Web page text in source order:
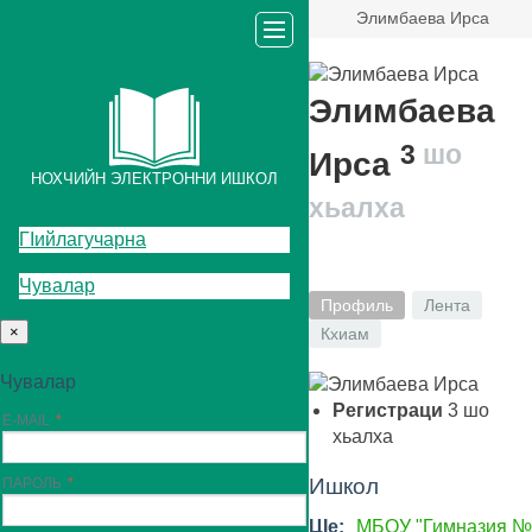
Элимбаева Ирса
НОХЧИЙН ЭЛЕКТРОННИ ИШКОЛ
ГIийлагучарна
Чувалар
×
Чувалар
E-MAIL
ПАРОЛЬ
Элимбаева
Ирса 3 шо
хьалха
Профиль
Лента
Кхиам
Регистраци 3 шо
хьалха
Ишкол
ЦIе:
МБОУ "Гимназия №